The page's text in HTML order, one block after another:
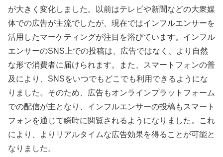
が大きく変化しました。以前はテレビや新聞などの大衆媒
体での広告が主流でしたが、現在ではインフルエンサーを
活用したマーケティングが注目を浴びています。インフル
エンサーのSNS上での投稿は、広告ではなく、より自然
な形で消費者に届けられます。また、スマートフォンの普
及により、SNSをいつでもどこでも利用できるようにな
りました。そのため、広告もオンラインプラットフォーム
での配信が主となり、インフルエンサーの投稿もスマート
フォンを通じて瞬時に閲覧されるようになりました。これ
により、よりリアルタイムな広告効果を得ることが可能と
なりました。